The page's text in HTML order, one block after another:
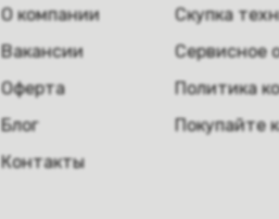
О компании
Вакансии
Оферта
Блог
Контакты
Скупка
Сервисное
Политика
Покупайте